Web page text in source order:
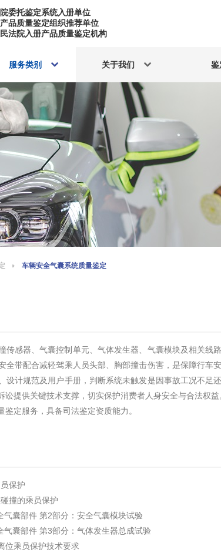
委托鉴定系统入册单位
品质量鉴定组织推荐单位
法院入册产品质量鉴定机构
服务类别 关于我们 鉴
车辆安全气囊系统质量鉴定
传感器、气囊控制单元、气体发生器、气囊模块及相关线
全带配合减轻驾乘人员头部、胸部撞击伤害，是保障行车
设计规范及用户手册，判断系统未触发是因事故工况不足
提供关键技术支撑，切实保护消费者人身安全与合法权益
定服务，具备司法鉴定资质能力。
保护
撞的乘员保护
囊部件 第2部分：安全气囊模块试验
囊部件 第3部分：气体发生器总成试验
位乘员保护技术要求